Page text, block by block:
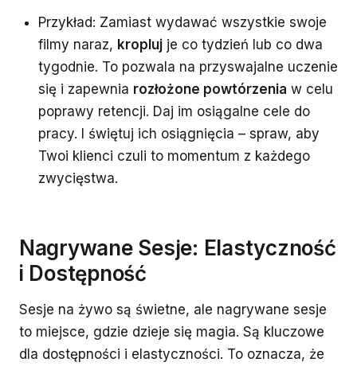
Przykład: Zamiast wydawać wszystkie swoje
filmy naraz, kroplujje co tydzień lub co dwa
tygodnie. To pozwala na przyswajalne uczenie
się i zapewnia rozłożone powtórzenia w celu
poprawy retencji. Daj im osiągalne cele do
pracy. I świętuj ich osiągnięcia – spraw, aby
Twoi klienci czuli to momentum z każdego
zwycięstwa.
Nagrywane Sesje: Elastyczność
i Dostępność
Sesje na żywo są świetne, ale nagrywane sesje
to miejsce, gdzie dzieje się magia. Są kluczowe
dla dostępności i elastyczności. To oznacza, że